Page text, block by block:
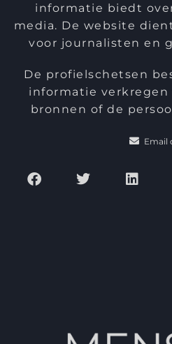
informatie biedt
media. De website
voor journalisten en
De profielschetsen
informatie verkregen
bronnen of de
Email